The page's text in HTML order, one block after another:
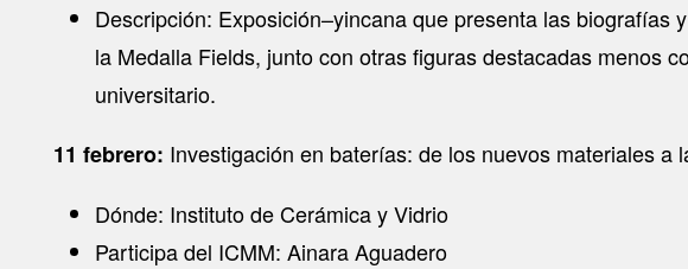
Descripción: Exposición–yincana que presenta las
la Medalla Fields, junto con otras figuras destacadas menos
universitario.
11 febrero: Investigación en baterías: de los nuevos materiales a
Dónde: Instituto de Cerámica y Vidrio
Participa del ICMM: Ainara Aguadero